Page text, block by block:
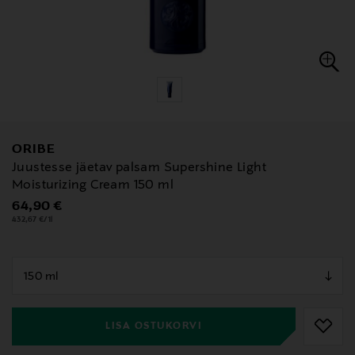
ORIBE
Juustesse jäetav palsam Supershine Light
Moisturizing Cream 150 ml
Original Price
64,90 €
432,67 €/1l
LISA OSTUKORVI